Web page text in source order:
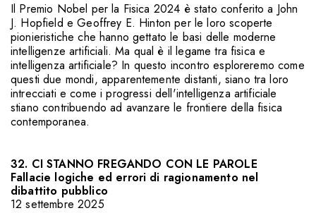
Il Premio Nobel per la Fisica 2024 è stato conferito a John
J. Hopfield e Geoffrey E. Hinton per le loro scoperte
pionieristiche che hanno gettato le basi delle moderne
intelligenze artificiali. Ma qual è il legame tra fisica e
intelligenza artificiale? In questo incontro esploreremo come
questi due mondi, apparentemente distanti, siano tra loro
intrecciati e come i progressi dell'intelligenza artificiale
stiano contribuendo ad avanzare le frontiere della fisica
contemporanea.
32. CI STANNO FREGANDO CON LE PAROLE
Fallacie logiche ed errori di ragionamento nel
dibattito pubblico
12 settembre 2025